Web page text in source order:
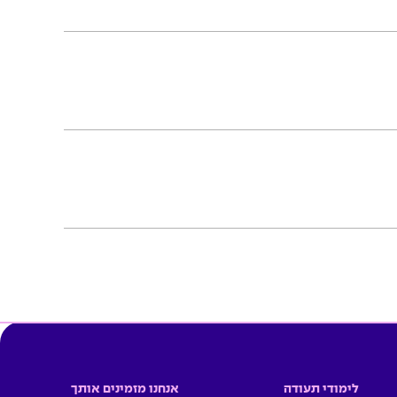
לימודי תעודה אנחנו מזמינים אותך